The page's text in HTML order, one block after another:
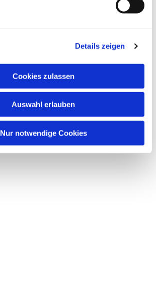
Details zeigen
Cookies zulassen
Auswahl erlauben
Nur notwendige Cookies